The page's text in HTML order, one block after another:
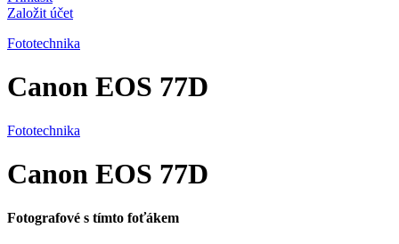
Založit účet
Fototechnika
Canon EOS 77D
Fototechnika
Canon EOS 77D
Fotografové s tímto foťákem